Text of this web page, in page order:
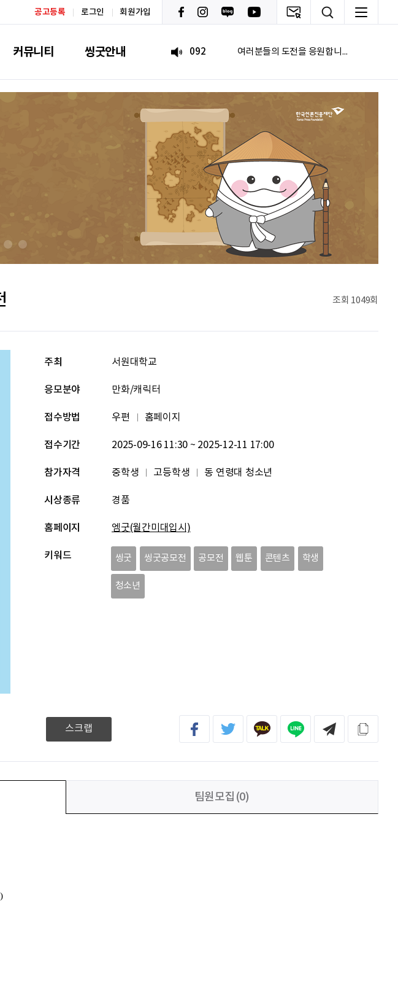
공고등록 로그인 회원가입
커뮤니티 씽굿안내
문세웅 획기적인 변화를 이루기를.
092 여러분들의 도전을 응원합니다
이채원
최온유 노력은 해봐야지
이지현 화이틍
이현경 예술은 삶이자 죽음의 역사다.
홍성현
이지현
이현경 예술은 삶이자 죽음의 역사다.
조회 1049회
주최 서원대학교
응모분야 만화/캐릭터
접수방법 우편 홈페이지
접수기간 2025-09-16 11:30 ~ 2025-12-11 17:00
참가자격 중학생 고등학생 동 연령대 청소년
시상종류 경품
홈페이지 엠굿(월간미대입시)
키워드 씽굿 씽굿공모전 공모전 웹툰 콘텐츠 학생
청소년
스크랩
팀원모집(0)